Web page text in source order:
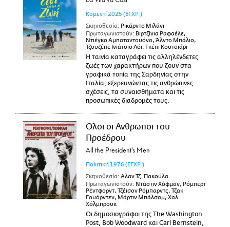
Κομεντί 2025 (ΕΓΧΡ.)
Σκηνοθεσία: Ρικάρντο Μιλάνι
Πρωταγωνιστούν: Βιρτζίνια Ραφαέλε,
Ντιέγκο Αμπαταντουόνο, Άλντο Μπάλιο,
Τζουζέπε Ινιάτσιο Λόι, Γκέπι Κουτσιάρι
Η ταινία καταγράφει τις αλληλένδετες
ζωές των χαρακτήρων που ζουν στα
γραφικά τοπία της Σαρδηνίας στην
Ιταλία, εξερευνώντας τις ανθρώπινες
σχέσεις, τα συναισθήματα και τις
προσωπικές διαδρομές τους.
Ολοι οι Ανθρωποι του
Προέδρου
All the President's Men
Πολιτική1976 (ΕΓΧΡ.)
Σκηνοθεσία: Αλαν Τζ. Πακούλα
Πρωταγωνιστούν: Ντάστιν Χόφμαν, Ρόμπερτ
Ρέντφορντ, Τζέισον Ρόμπαρντς, Τζακ
Γουόρντεν, Μάρτιν Μπάλσαμ, Χαλ
Χόλμπρουκ
Οι δημοσιογράφοι της The Washington
Post, Bob Woodward και Carl Bernstein,